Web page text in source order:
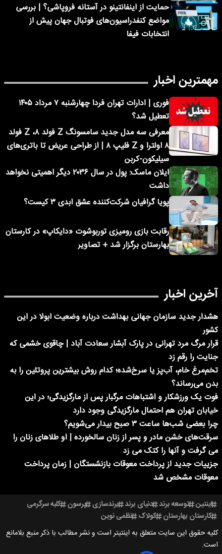
حمایت از اینفانتینو در آستانه فروپاشی؟ | بررسی
مواضع کنفدراسیون‌های فوتبال جهان پیش از
انتخابات فیفا
مهمترین اخبار
فوری | ادارات تهران فردا چهارشنبه ۷ مرداد ۱۴۰۵
تعطیل شد؟
معرفی سه مدل جدید سامسونگ Z فولد ۸، Z فولد
۸ اولترا و Z فلیپ ۸ | از طراحی عریض تا باتری‌های
سیلیکون-کربن
ایلان ماسک: پول در سال ۲۰۳۶ دیگر اهمیتی نخواهد
داشت
پویا گرافیان شرکت‌کننده عشق ابدی ۳ کیست؟
رقابت بازی رومیزی توربوشوت «دایکاپ» در کارستان
بهارستان برگزار شد + تصاویر
آخرین اخبار
هشدار جدید سازمان جهانی بهداشت درباره وضعیت ابولا در این
کشور
قرار مرگ مرد تهرانی در پارک آبشار سعادت آباد | چاقوی خشمی که
جنایت را رقم زد
تخم‌مرغ خام، آب‌پز یا سرخ‌شده؛ کدام روش بیشترین پروتئین را به
بدن می‌رساند؟
فوت یک ورزشکار و اشتباهات مرگبار پس از مارگزیدگی؛ در این
خیابان تهران هم احتمال مارگزیدگی وجود دارد
چرا بعضی شب‌ها ساعت ۳ صبح بیدار می‌شویم؟
سرقت‌های خشن مادر و پسر از زنان سالخورده | او طلاهای زنان را
می گرفت و آنها را کتک می زد
جزییات جدید از پرداخت معوقات بازنشستگان | زمان پرداخت
معوقات مشخص شد
اینتین توسعه برند دنیای برند برندسازی پرسون کلبه سرگرمی
کارستان بهارستان کولاک نظمی نوین
کلیه حقوق این سایت متعلق به اینتیتر است و نشر مطالب با ذکر منبع بلامانع
است.